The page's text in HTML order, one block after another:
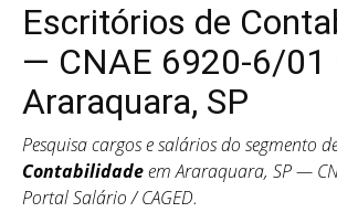
Escritórios de
— CNAE 6920-6/
Araraquara, SP
Pesquisa cargos e salários do segmento
Contabilidadeem Araraquara, SP —
Portal Salário / CAGED.